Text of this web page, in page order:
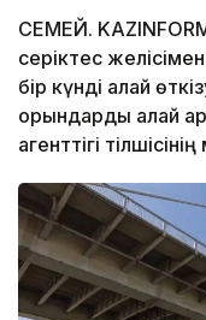
СЕМЕЙ.
серіктес
бір күнді қалай
орындарды қалай
агенттігі